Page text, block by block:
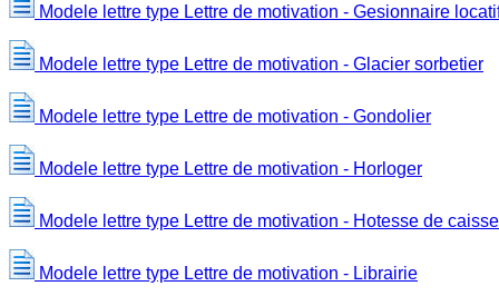
Modele lettre type Lettre de motivation - Gesionnaire
Modele lettre type Lettre de motivation - Glacier sorbetier
Modele lettre type Lettre de motivation - Gondolier
Modele lettre type Lettre de motivation - Horloger
Modele lettre type Lettre de motivation - Hotesse de caisse
Modele lettre type Lettre de motivation - Librairie